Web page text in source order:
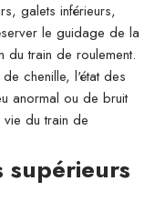
galets inférieurs,
le guidage de la
du train de roulement.
chenille, l'état des
anormal ou de bruit
du train de
supérieurs